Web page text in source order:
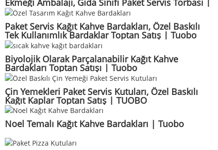
Ekmeği Ambalajı, Gıda Sınıfı Paket Servis Torbası |
Tuobo
Paket Servis Kağıt Kahve Bardakları, Özel Baskılı
Tek Kullanımlık Bardaklar Toptan Satış | Tuobo
Biyolojik Olarak Parçalanabilir Kağıt Kahve
Bardakları Toptan Satışı | Tuobo
Çin Yemekleri Paket Servis Kutuları, Özel Baskılı
Kağıt Kaplar Toptan Satış | TUOBO
Noel Temalı Kağıt Kahve Bardakları | Tuobo